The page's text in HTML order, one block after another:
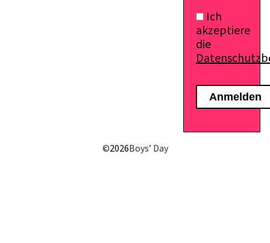
Ich
akzeptiere
die
©2026Boys’ Day